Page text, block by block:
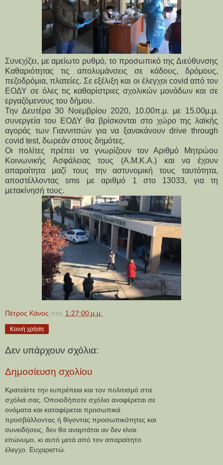
Συνεχίζει, με αμείωτο ρυθμό, το προσωπικό της Διεύθυνσης
Καθαριότητας τις απολυμάνσεις σε κάδους, δρόμους,
πεζοδρόμια, πλατείες. Σε εξέλιξη και οι έλεγχοι covid από τον
ΕΟΔΥ σε όλες τις καθαρίστριες σχολικών μονάδων και σε
εργαζόμενους του δήμου.
Την Δευτέρα 30 Νοεμβρίου 2020, 10.00π.μ. με 15.00μ.μ.
συνεργεία του ΕΟΔΥ θα βρίσκονται στο χώρο της λαϊκής
αγοράς των Γιαννιτσών για να ξανακάνουν drive through
covid test, δωρεάν στους δημότες.
Οι πολίτες πρέπει να γνωρίζουν τον Αριθμό Μητρώου
Κοινωνικής Ασφάλειας τους (Α.Μ.Κ.Α.) και να έχουν
απαραίτητα μαζί τους την αστυνομική τους ταυτότητα,
αποστέλλοντας sms με αριθμό 1 στο 13033, για τη
μετακίνησή τους.
Πέτρος Κάνος στις 1:27:00 μ.μ.
Κοινή χρήση
Δεν υπάρχουν σχόλια:
Δημοσίευση σχολίου
Κρατείστε την ευπρέπεια και τον πολιτισμό στα
σχόλιά σας. Οποιοδήποτε σχόλιο αναφέρεται σε
ονόματα και καταφέρεται προσωπικά
προσβάλλοντας ή θίγοντας προσωπικότητες και
συνειδήσεις, δεν θα αναρτάται αν δεν είναι
επώνυμο, κι αυτό μετά από τον απαραίτητο
έλεγχο. Ευχαριστώ.